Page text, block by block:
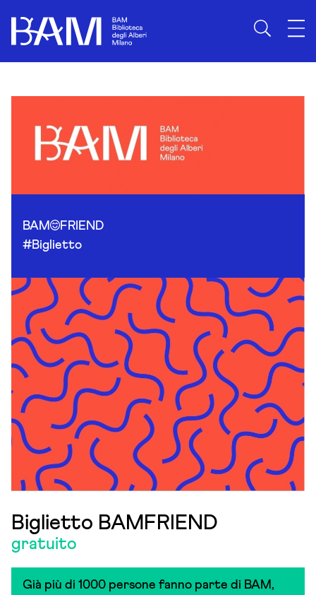
BAM
FRIEND
#Biglietto
Biglietto BAMFRIEND
gratuito
Già più di 1000 persone fanno parte di BAM,